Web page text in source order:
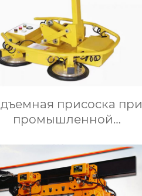
присоска при
промышленной